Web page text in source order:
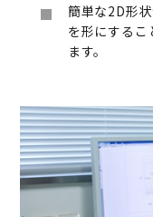
簡単な2D形
を形にするこ
ます。